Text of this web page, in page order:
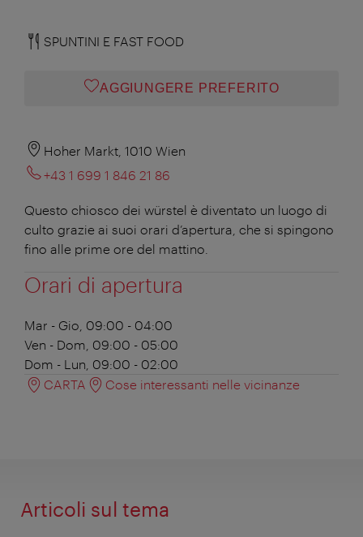
SPUNTINI E FAST FOOD
AGGIUNGERE PREFERITO
Hoher Markt, 1010 Wien
+43 1 699 1 846 21 86
Questo chiosco dei würstel è diventato un luogo di
culto grazie ai suoi orari d’apertura, che si spingono
fino alle prime ore del mattino.
Orari di apertura
Mar - Gio, 09:00 - 04:00
Ven - Dom, 09:00 - 05:00
Dom - Lun, 09:00 - 02:00
CARTA
Cose interessanti nelle vicinanze
Articoli sul tema